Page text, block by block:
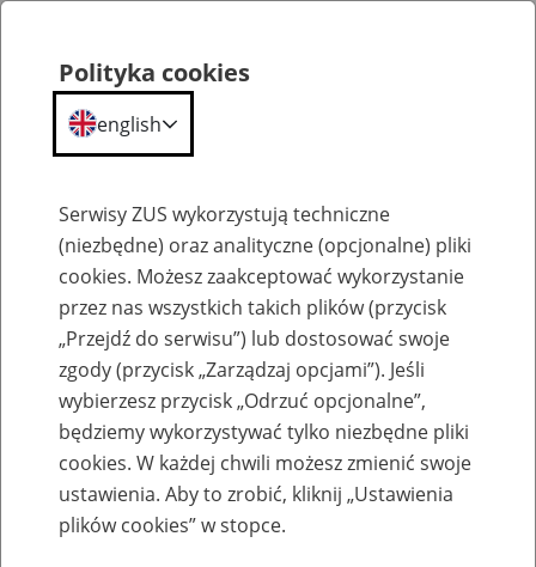
Szkolenia
Zaproś ZUS do siebie - zakładanie profili
eZUS w siedzibie Twojej firmy
Polityka cookies
english
Serwisy ZUS wykorzystują techniczne
(niezbędne) oraz analityczne (opcjonalne) pliki
cookies. Możesz zaakceptować wykorzystanie
przez nas wszystkich takich plików (przycisk
„Przejdź do serwisu”) lub dostosować swoje
zgody (przycisk „Zarządzaj opcjami”). Jeśli
wybierzesz przycisk „Odrzuć opcjonalne”,
będziemy wykorzystywać tylko niezbędne pliki
cookies. W każdej chwili możesz zmienić swoje
ustawienia. Aby to zrobić, kliknij „Ustawienia
plików cookies” w stopce.